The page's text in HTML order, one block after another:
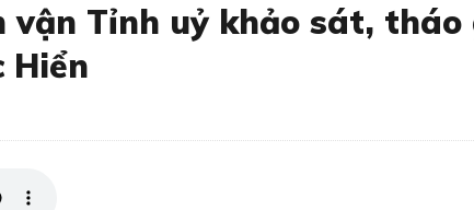
vận Tỉnh uỷ khảo sát, tháo
Hiển